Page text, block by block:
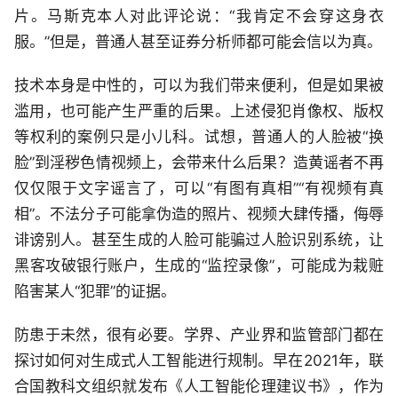
片。马斯克本人对此评论说：“我肯定不会穿这身衣
服。”但是，普通人甚至证券分析师都可能会信以为真。
技术本身是中性的，可以为我们带来便利，但是如果被
滥用，也可能产生严重的后果。上述侵犯肖像权、版权
等权利的案例只是小儿科。试想，普通人的人脸被“换
脸”到淫秽色情视频上，会带来什么后果？造黄谣者不再
仅仅限于文字谣言了，可以“有图有真相”“有视频有真
相”。不法分子可能拿伪造的照片、视频大肆传播，侮辱
诽谤别人。甚至生成的人脸可能骗过人脸识别系统，让
黑客攻破银行账户，生成的“监控录像”，可能成为栽赃
陷害某人“犯罪”的证据。
防患于未然，很有必要。学界、产业界和监管部门都在
探讨如何对生成式人工智能进行规制。早在2021年，联
合国教科文组织就发布《人工智能伦理建议书》，作为